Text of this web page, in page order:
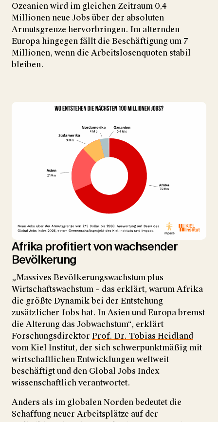
Ozeanien wird im gleichen Zeitraum 0,4
Millionen neue Jobs über der absoluten
Armutsgrenze hervorbringen. Im alternden
Europa hingegen fällt die Beschäftigung um 7
Millionen, wenn die Arbeitslosenquoten stabil
bleiben.
Afrika profitiert von wachsender
Bevölkerung
„Massives Bevölkerungswachstum plus
Wirtschaftswachstum – das erklärt, warum Afrika
die größte Dynamik bei der Entstehung
zusätzlicher Jobs hat. In Asien und Europa bremst
die Alterung das Jobwachstum“, erklärt
Forschungsdirektor Prof. Dr. Tobias Heidland
vom Kiel Institut, der sich schwerpunktmäßig mit
wirtschaftlichen Entwicklungen weltweit
beschäftigt und den Global Jobs Index
wissenschaftlich verantwortet.
Anders als im globalen Norden bedeutet die
Schaffung neuer Arbeitsplätze auf der